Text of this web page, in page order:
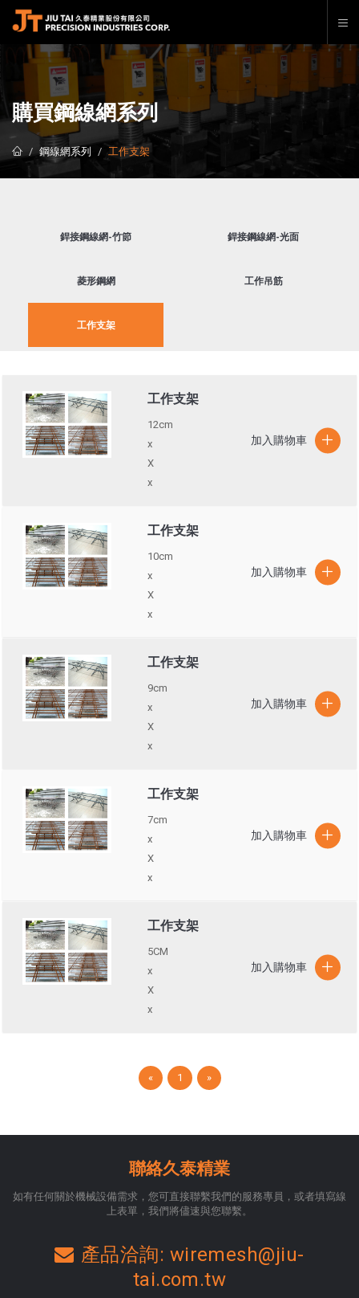
購買鋼線網系列
鋼線網系列 工作支架
銲接鋼線網-竹節 銲接鋼線網-光面
菱形鋼網 工作吊筋
工作支架
工作支架
12cm
x
X
x
工作支架
10cm
x
X
x
工作支架
9cm
x
X
x
工作支架
7cm
x
X
x
工作支架
5CM
x
X
x
« 1 (current)
»
聯絡久泰精業
如有任何關於機械設備需求，您可直接聯繫我們的服務專員，或者填寫線
上表單，我們將儘速與您聯繫。
產品洽詢: wiremesh@jiu-
tai.com.tw